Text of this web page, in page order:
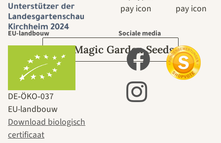
tuin.
Over Magic Garden Seeds
EU-landbouw
DE‑ÖKO‑037
EU-landbouw
Download biologisch
certificaat
Sociale media